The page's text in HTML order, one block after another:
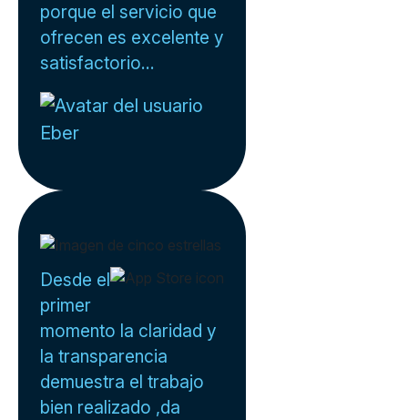
porque el servicio que
ofrecen es excelente y
satisfactorio...
Eber
Desde el
primer
momento la claridad y
la transparencia
demuestra el trabajo
bien realizado ,da